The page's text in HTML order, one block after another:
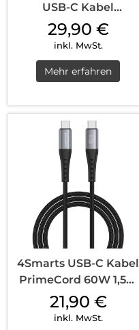
USB-C Kabel
PremiumCord 60W
3er Set 0,5 m + 1,5 m +
29,90 €
inkl. MwSt.
Mehr erfahren
4Smarts USB-C Kabel
PrimeCord 60W 1,5m
Schwarz Gun
21,90 €
inkl. MwSt.